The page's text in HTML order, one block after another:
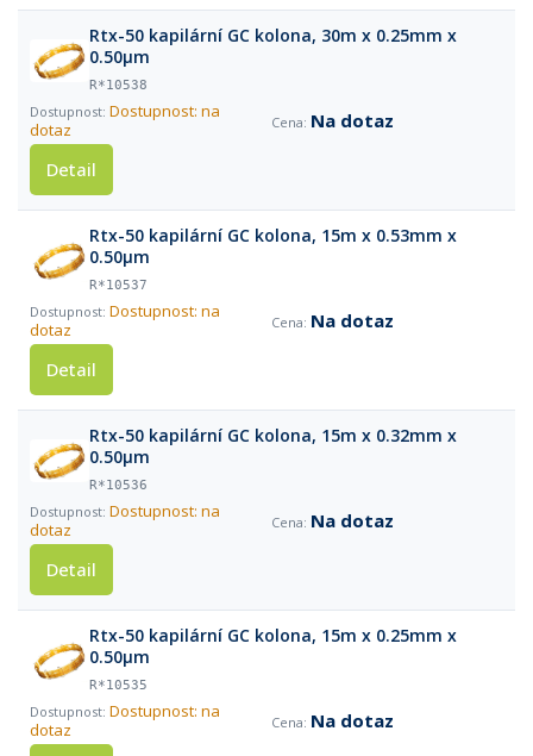
Rtx-50 kapilární GC kolona, 30m x 0.25mm x
0.50µm
R*10538
Dostupnost: na
dotaz
Na dotaz
Detail
Rtx-50 kapilární GC kolona, 15m x 0.53mm x
0.50µm
R*10537
Dostupnost: na
dotaz
Na dotaz
Detail
Rtx-50 kapilární GC kolona, 15m x 0.32mm x
0.50µm
R*10536
Dostupnost: na
dotaz
Na dotaz
Detail
Rtx-50 kapilární GC kolona, 15m x 0.25mm x
0.50µm
R*10535
Dostupnost: na
dotaz
Na dotaz